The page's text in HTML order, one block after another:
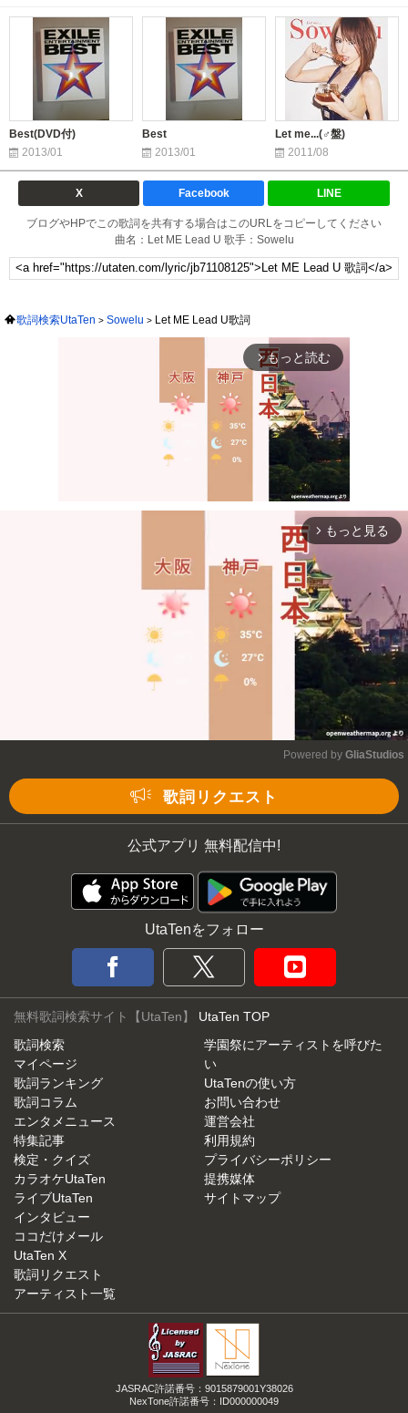
Best(DVD付)
2013/01
Best
2013/01
Let me...(♂盤)
2011/08
X Facebook LINE
ブログやHPでこの歌詞を共有する場合はこのURLをコピーしてください
曲名：Let ME Lead U 歌手：Sowelu
歌詞検索UtaTen Sowelu Let ME Lead U歌詞
arrow_forward_ios もっと読む
Mute
arrow_forward_ios もっと見る
Powered by GliaStudios
歌詞リクエスト
公式アプリ 無料配信中!
UtaTenをフォロー
無料歌詞検索サイト【UtaTen】 UtaTen TOP
歌詞検索
マイページ
歌詞ランキング
歌詞コラム
エンタメニュース
特集記事
検定・クイズ
カラオケUtaTen
ライブUtaTen
インタビュー
ココだけメール
UtaTen X
歌詞リクエスト
アーティスト一覧
学園祭にアーティストを呼びた
い
UtaTenの使い方
お問い合わせ
運営会社
利用規約
プライバシーポリシー
提携媒体
サイトマップ
JASRAC許諾番号：9015879001Y38026
NexTone許諾番号：ID000000049